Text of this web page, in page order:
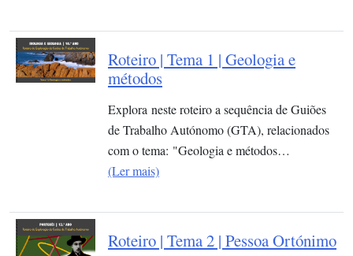
Roteiro | Tema 1 | Geologia e
métodos
Explora neste roteiro a sequência de Guiões
de Trabalho Autónomo (GTA), relacionados
com o tema: "Geologia e métodos…
(Ler mais)
Roteiro | Tema 2 | Pessoa Ortónimo